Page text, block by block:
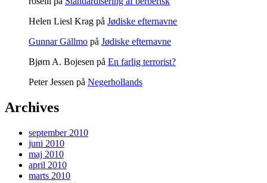
Helen Liesl Krag på Jødiske efternavne
Gunnar Gällmo på Jødiske efternavne
Bjørn A. Bojesen på En farlig terrorist?
Peter Jessen på Negerhollands
Archives
september 2010
juni 2010
maj 2010
april 2010
marts 2010